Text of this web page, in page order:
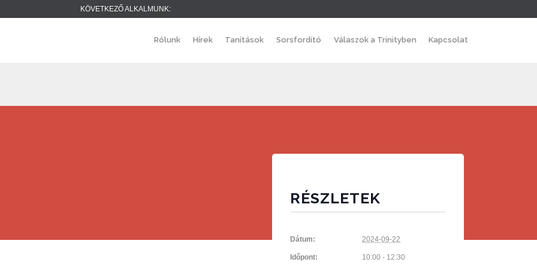
KÖVETKEZŐ ALKALMUNK:
Rólunk Hírek Tanítások Sorsfordító Válaszok a Trinityben Kapcsolat
RÉSZLETEK
Dátum: 2024-09-22
Időpont: 10:00 - 12:30